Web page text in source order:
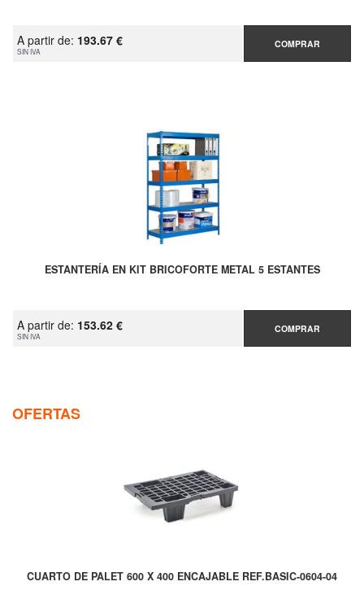
A partir de: 193.67 €
SIN IVA
COMPRAR
ESTANTERÍA EN KIT BRICOFORTE METAL 5 ESTANTES
A partir de: 153.62 €
SIN IVA
COMPRAR
OFERTAS
CUARTO DE PALET 600 X 400 ENCAJABLE REF.BASIC-0604-04